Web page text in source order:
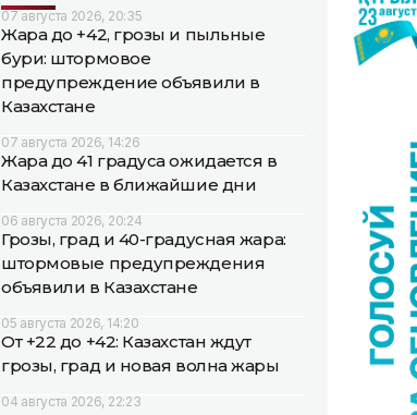
07 августа 2026, 20:35
Жара до +42, грозы и пыльные
бури: штормовое
предупреждение объявили в
Казахстане
07 августа 2026, 14:26
Жара до 41 градуса ожидается в
Казахстане в ближайшие дни
06 августа 2026, 20:24
Грозы, град и 40-градусная жара:
штормовые предупреждения
объявили в Казахстане
05 августа 2026, 14:20
От +22 до +42: Казахстан ждут
грозы, град и новая волна жары
04 августа 2026, 22:23